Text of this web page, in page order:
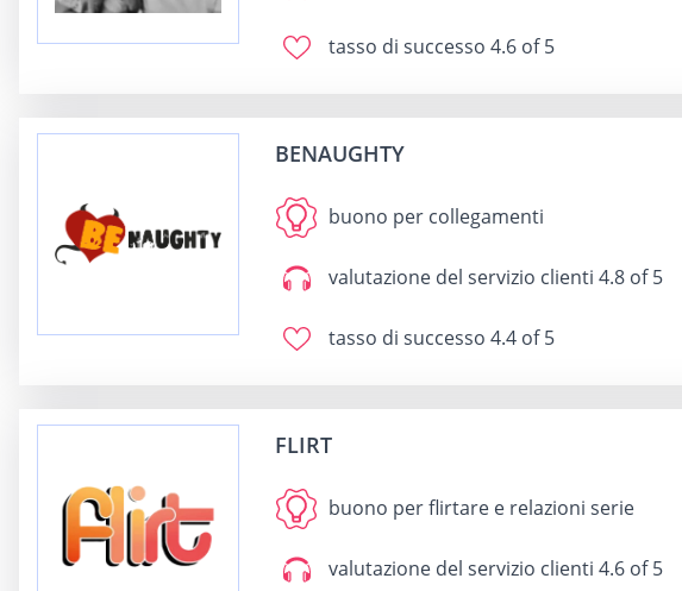
tasso di successo 4.6 of 5
BENAUGHTY
buono per collegamenti
valutazione del servizio clienti 4.8 of 5
tasso di successo 4.4 of 5
FLIRT
buono perflirtare e relazioni serie
valutazione del servizio clienti 4.6 of 5